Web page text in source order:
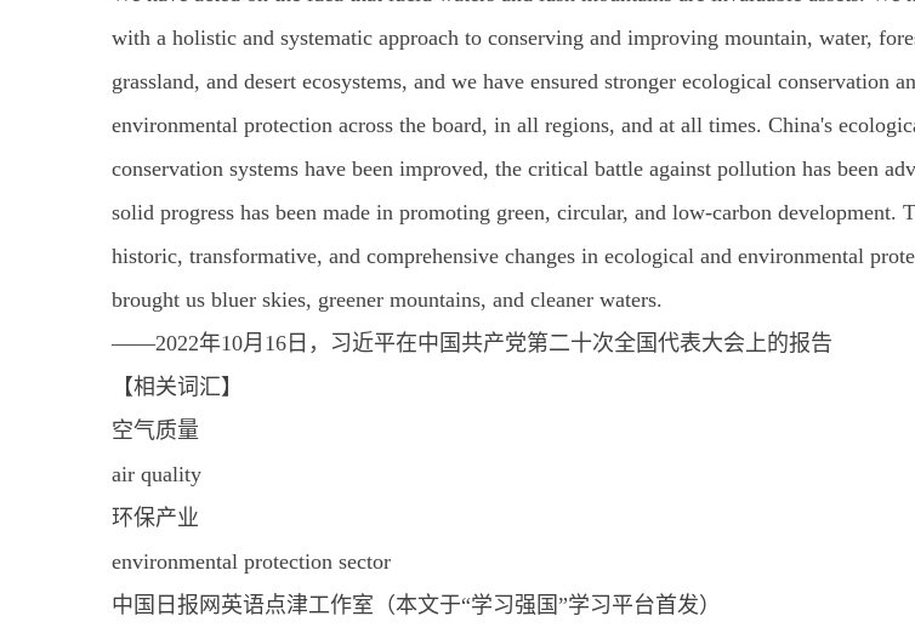
with a holistic and systematic approach to conserving and improving mountain, water,
grassland, and desert ecosystems, and we have ensured stronger ecological conservation
environmental protection across the board, in all regions, and at all times. China's
conservation systems have been improved, the critical battle against pollution has been
solid progress has been made in promoting green, circular, and low-carbon development.
historic, transformative, and comprehensive changes in ecological and environmental
brought us bluer skies, greener mountains, and cleaner waters.
——2022年10月16日，习近平在中国共产党第二十次全国代表大会上的报告
【相关词汇】
空气质量
air quality
环保产业
environmental protection sector
中国日报网英语点津工作室（本文于“学习强国”学习平台首发）